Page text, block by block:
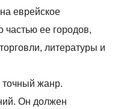
еврейское
частью ее городов,
литературы и
жанр.
Он должен